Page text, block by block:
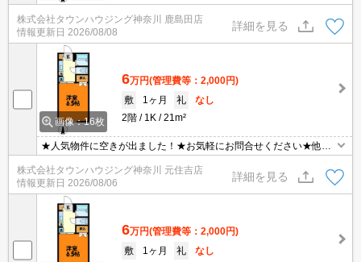
株式会社タウンハウジング神奈川 鹿島田店
情報更新日 2026/08/08
詳細を見る
画像：16枚
6万円(管理費等：2,000円)
敷
1ヶ月 礼
なし
2階
1K 21m²
★人気物件に空きが出ました！★お気軽にお問合せください★他社
Mでのご相談も承ります★
株式会社タウンハウジング神奈川 元住吉店
情報更新日 2026/08/06
詳細を見る
6万円(管理費等：2,000円)
敷
1ヶ月 礼
なし